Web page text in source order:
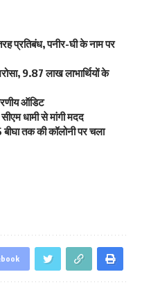
प्रतिबंध, पनीर-घी के नाम पर
9.87 लाख लाभार्थियों के
ऑडिट
धामी से मांगी मदद
तक की कॉलोनी पर चला